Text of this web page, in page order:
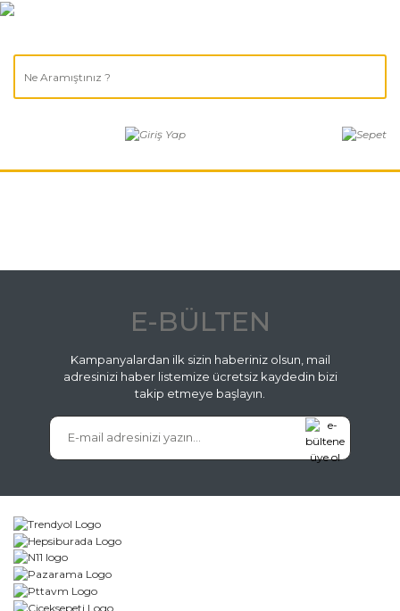
E-BÜLTEN
Kampanyalardan ilk sizin haberiniz olsun, mail
adresinizi haber listemize ücretsiz kaydedin bizi
takip etmeye başlayın.